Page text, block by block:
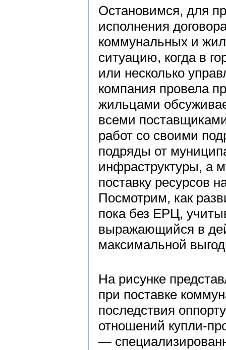
Остановимся, для
исполнения
коммунальных и
ситуацию, когда в
или несколько
компания провела
жильцами
всеми
работ со своими
подряды от
инфраструктуры, а
поставку ресурсов
Посмотрим, как
пока без ЕРЦ,
выражающийся в
максимальной
На рисунке
при поставке
последствия
отношений купли-
—